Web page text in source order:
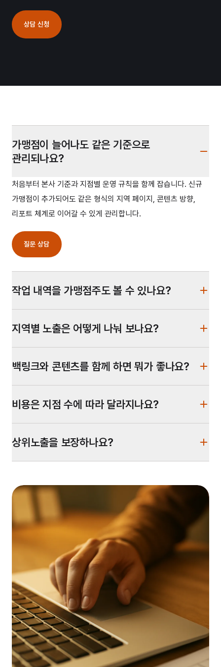
상담 신청
가맹점이 늘어나도 같은 기준으로
관리되나요?
처음부터 본사 기준과 지점별 운영 규칙을 함께 잡습니다. 신규
가맹점이 추가되어도 같은 형식의 지역 페이지, 콘텐츠 방향,
리포트 체계로 이어갈 수 있게 관리합니다.
질문 상담
작업 내역을 가맹점주도 볼 수 있나요?
지역별 노출은 어떻게 나눠 보나요?
백링크와 콘텐츠를 함께 하면 뭐가 좋나요?
비용은 지점 수에 따라 달라지나요?
상위노출을 보장하나요?